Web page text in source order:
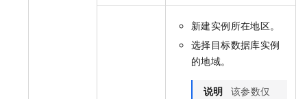
新建实例所在地区。
选择目标数据库实例
的地域。
说明 该参数仅